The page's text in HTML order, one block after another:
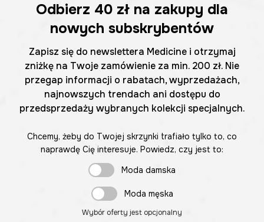
Odbierz 40 zł na zakupy dla
nowych subskrybentów
Zapisz się do newslettera Medicine i otrzymaj
zniżkę na Twoje zamówienie za min. 200 zł. Nie
przegap informacji o rabatach, wyprzedażach,
najnowszych trendach ani dostępu do
przedsprzedaży wybranych kolekcji specjalnych.
Chcemy, żeby do Twojej skrzynki trafiało tylko to, co
naprawdę Cię interesuje. Powiedz, czy jest to:
Moda damska
Moda męska
Wybór oferty jest opcjonalny